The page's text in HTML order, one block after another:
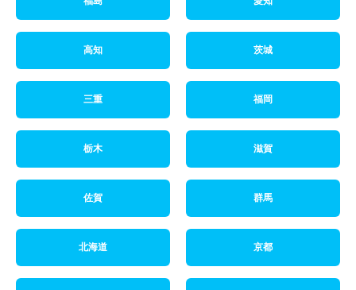
高知 茨城
三重 福岡
栃木 滋賀
佐賀 群馬
北海道 京都